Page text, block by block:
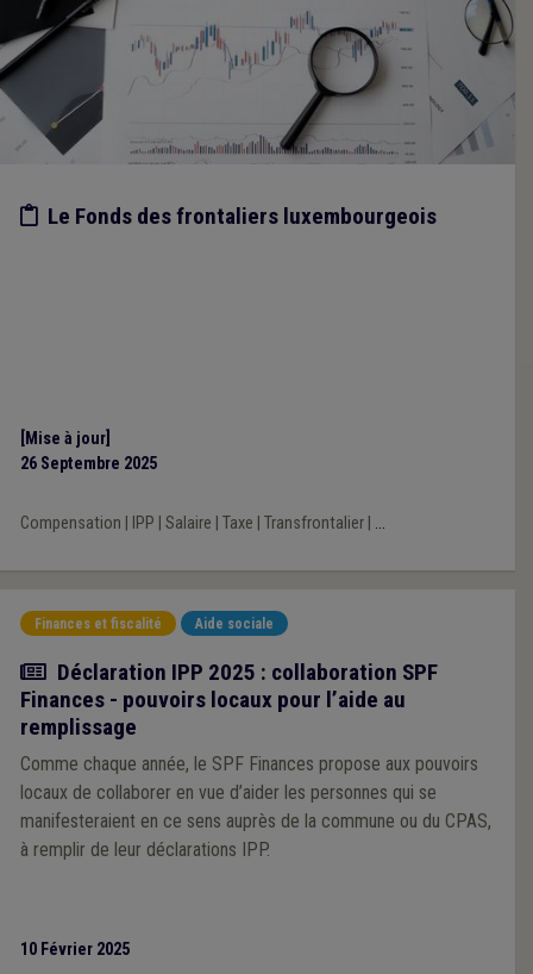
Etude/chiffres
Le Fonds des frontaliers luxembourgeois
[Mise à jour]
26 Septembre 2025
Compensation IPP Salaire Taxe Transfrontalier| ...
Finances et fiscalité Aide sociale
Actualité
Déclaration IPP 2025 : collaboration SPF
Finances - pouvoirs locaux pour l’aide au
remplissage
Comme chaque année, le SPF Finances propose aux pouvoirs
locaux de collaborer en vue d’aider les personnes qui se
manifesteraient en ce sens auprès de la commune ou du CPAS,
à remplir de leur déclarations IPP.
10 Février 2025